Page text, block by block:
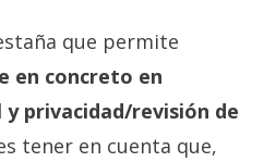
que permite
en concreto en
privacidad/revisión de
tener en cuenta que,